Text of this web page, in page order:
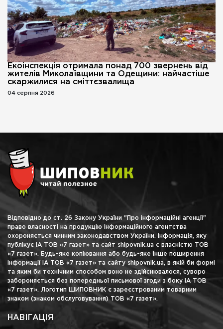
Екоінспекція отримала понад 700 звернень від
жителів Миколаївщини та Одещини: найчастіше
скаржилися на сміттєзвалища
04 серпня 2026
Відповідно до ст. 26 Закону України "Про інформаційні агенції"
право власності на продукцію інформаційного агентства
охороняється чинним законодавством України. Інформація, яку
публікує ІА ТОВ «7 газет» та сайт shipovnik.ua є власністю ТОВ
«7 газет». Будь-яке копіювання або будь-яке інше поширення
інформації ІА ТОВ «7 газет» та сайту shipovnik.ua, в якій би формі
та яким би технічним способом воно не здійснювалося, суворо
забороняється без попередньої письмової згоди з боку ІА ТОВ
«7 газет». Логотип ШИПОВНИК є зареєстрованим товарним
знаком (знаком обслуговування) ТОВ «7 газет».
НАВІГАЦІЯ